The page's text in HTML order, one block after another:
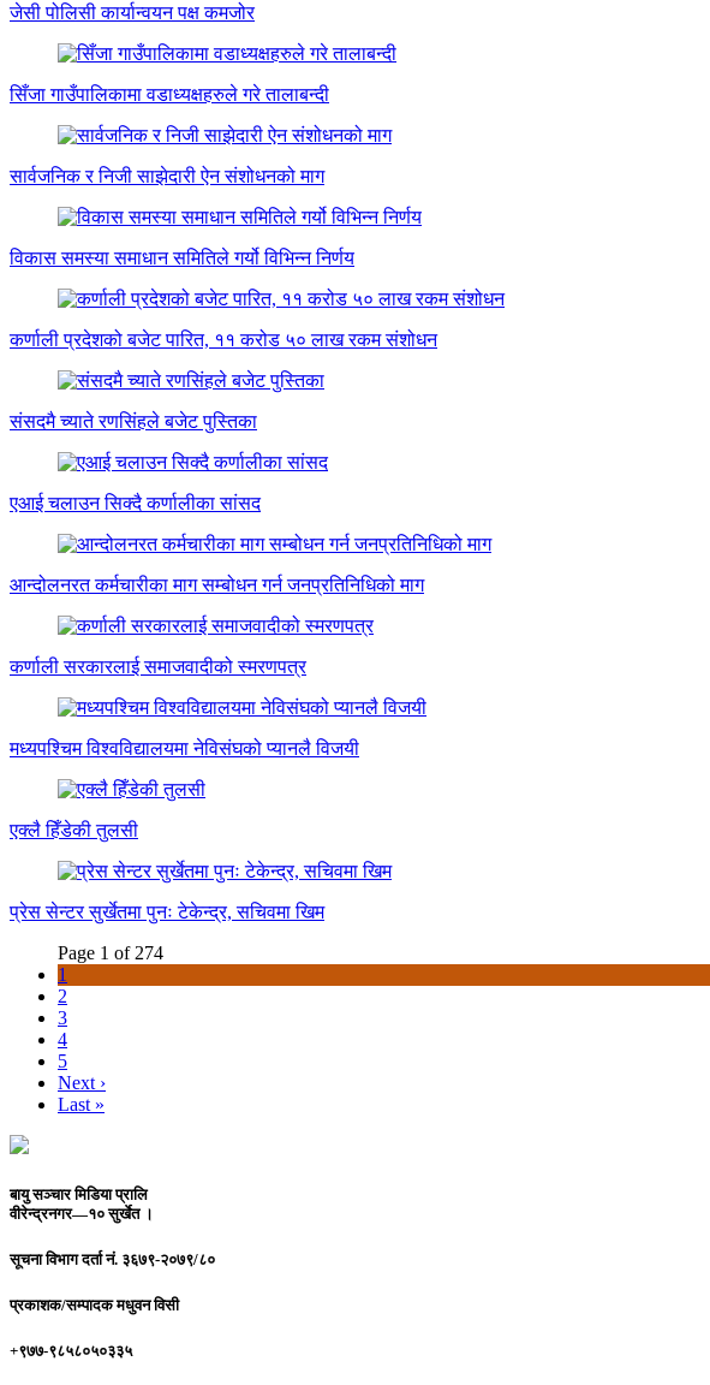
जेसी पोलिसी कार्यान्वयन पक्ष कमजोर
सिँजा गाउँपालिकामा वडाध्यक्षहरुले गरे तालाबन्दी
सार्वजनिक र निजी साझेदारी ऐन संशोधनको माग
विकास समस्या समाधान समितिले गर्यो विभिन्न निर्णय
कर्णाली प्रदेशको बजेट पारित, ११ करोड ५० लाख रकम संशोधन
संसदमै च्याते रणसिंहले बजेट पुस्तिका
एआई चलाउन सिक्दै कर्णालीका सांसद
आन्दोलनरत कर्मचारीका माग सम्बोधन गर्न जनप्रतिनिधिको माग
कर्णाली सरकारलाई समाजवादीको स्मरणपत्र
मध्यपश्चिम विश्वविद्यालयमा नेविसंघको प्यानलै विजयी
एक्लै हिँडेकी तुलसी
प्रेस सेन्टर सुर्खेतमा पुनः टेकेन्द्र, सचिवमा खिम
Page 1 of 274
1
2
3
4
5
Next ›
Last »
बायु सञ्चार मिडिया प्रालि
वीरेन्द्रनगर—१० सुर्खेत ।
सूचना विभाग दर्ता नं. ३६७९-२०७९/८०
प्रकाशक/सम्पादकमधुवन विसी
+९७७-९८५८०५०३३५